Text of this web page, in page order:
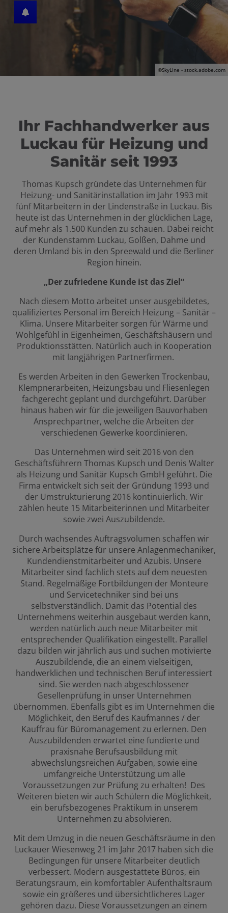
©SkyLine - stock.adobe.com
Ihr Fachhandwerker aus
Luckau für Heizung und
Sanitär seit 1993
Thomas Kupsch gründete das Unternehmen für
Heizung- und Sanitärinstallation im Jahr 1993 mit
fünf Mitarbeitern in der Lindenstraße in Luckau. Bis
heute ist das Unternehmen in der glücklichen Lage,
auf mehr als 1.500 Kunden zu schauen. Dabei reicht
der Kundenstamm Luckau, Golßen, Dahme und
deren Umland bis in den Spreewald und die Berliner
Region hinein.
„Der zufriedene Kunde ist das Ziel“
Nach diesem Motto arbeitet unser ausgebildetes,
qualifiziertes Personal im Bereich Heizung – Sanitär –
Klima. Unsere Mitarbeiter sorgen für Wärme und
Wohlgefühl in Eigenheimen, Geschäftshäusern und
Produktionsstätten. Natürlich auch in Kooperation
mit langjährigen Partnerfirmen.
Es werden Arbeiten in den Gewerken Trockenbau,
Klempnerarbeiten, Heizungsbau und Fliesenlegen
fachgerecht geplant und durchgeführt. Darüber
hinaus haben wir für die jeweiligen Bauvorhaben
Ansprechpartner, welche die Arbeiten der
verschiedenen Gewerke koordinieren.
Das Unternehmen wird seit 2016 von den
Geschäftsführern Thomas Kupsch und Denis Walter
als Heizung und Sanitär Kupsch GmbH geführt. Die
Firma entwickelt sich seit der Gründung 1993 und
der Umstrukturierung 2016 kontinuierlich. Wir
zählen heute 15 Mitarbeiterinnen und Mitarbeiter
sowie zwei Auszubildende.
Durch wachsendes Auftragsvolumen schaffen wir
sichere Arbeitsplätze für unsere Anlagenmechaniker,
Kundendienstmitarbeiter und Azubis. Unsere
Mitarbeiter sind fachlich stets auf dem neuesten
Stand. Regelmäßige Fortbildungen der Monteure
und Servicetechniker sind bei uns
selbstverständlich. Damit das Potential des
Unternehmens weiterhin ausgebaut werden kann,
werden natürlich auch neue Mitarbeiter mit
entsprechender Qualifikation eingestellt. Parallel
dazu bilden wir jährlich aus und suchen motivierte
Auszubildende, die an einem vielseitigen,
handwerklichen und technischen Beruf interessiert
sind. Sie werden nach abgeschlossener
Gesellenprüfung in unser Unternehmen
übernommen. Ebenfalls gibt es im Unternehmen die
Möglichkeit, den Beruf des Kaufmannes / der
Kauffrau für Büromanagement zu erlernen. Den
Auszubildenden erwartet eine fundierte und
praxisnahe Berufsausbildung mit
abwechslungsreichen Aufgaben, sowie eine
umfangreiche Unterstützung um alle
Voraussetzungen zur Prüfung zu erhalten! Des
Weiteren bieten wir auch Schülern die Möglichkeit,
ein berufsbezogenes Praktikum in unserem
Unternehmen zu absolvieren.
Mit dem Umzug in die neuen Geschäftsräume in den
Luckauer Wiesenweg 21 im Jahr 2017 haben sich die
Bedingungen für unsere Mitarbeiter deutlich
verbessert. Modern ausgestattete Büros, ein
Beratungsraum, ein komfortabler Aufenthaltsraum
sowie ein größeres und übersichtlicheres Lager
gehören dazu. Diese Voraussetzungen an einem